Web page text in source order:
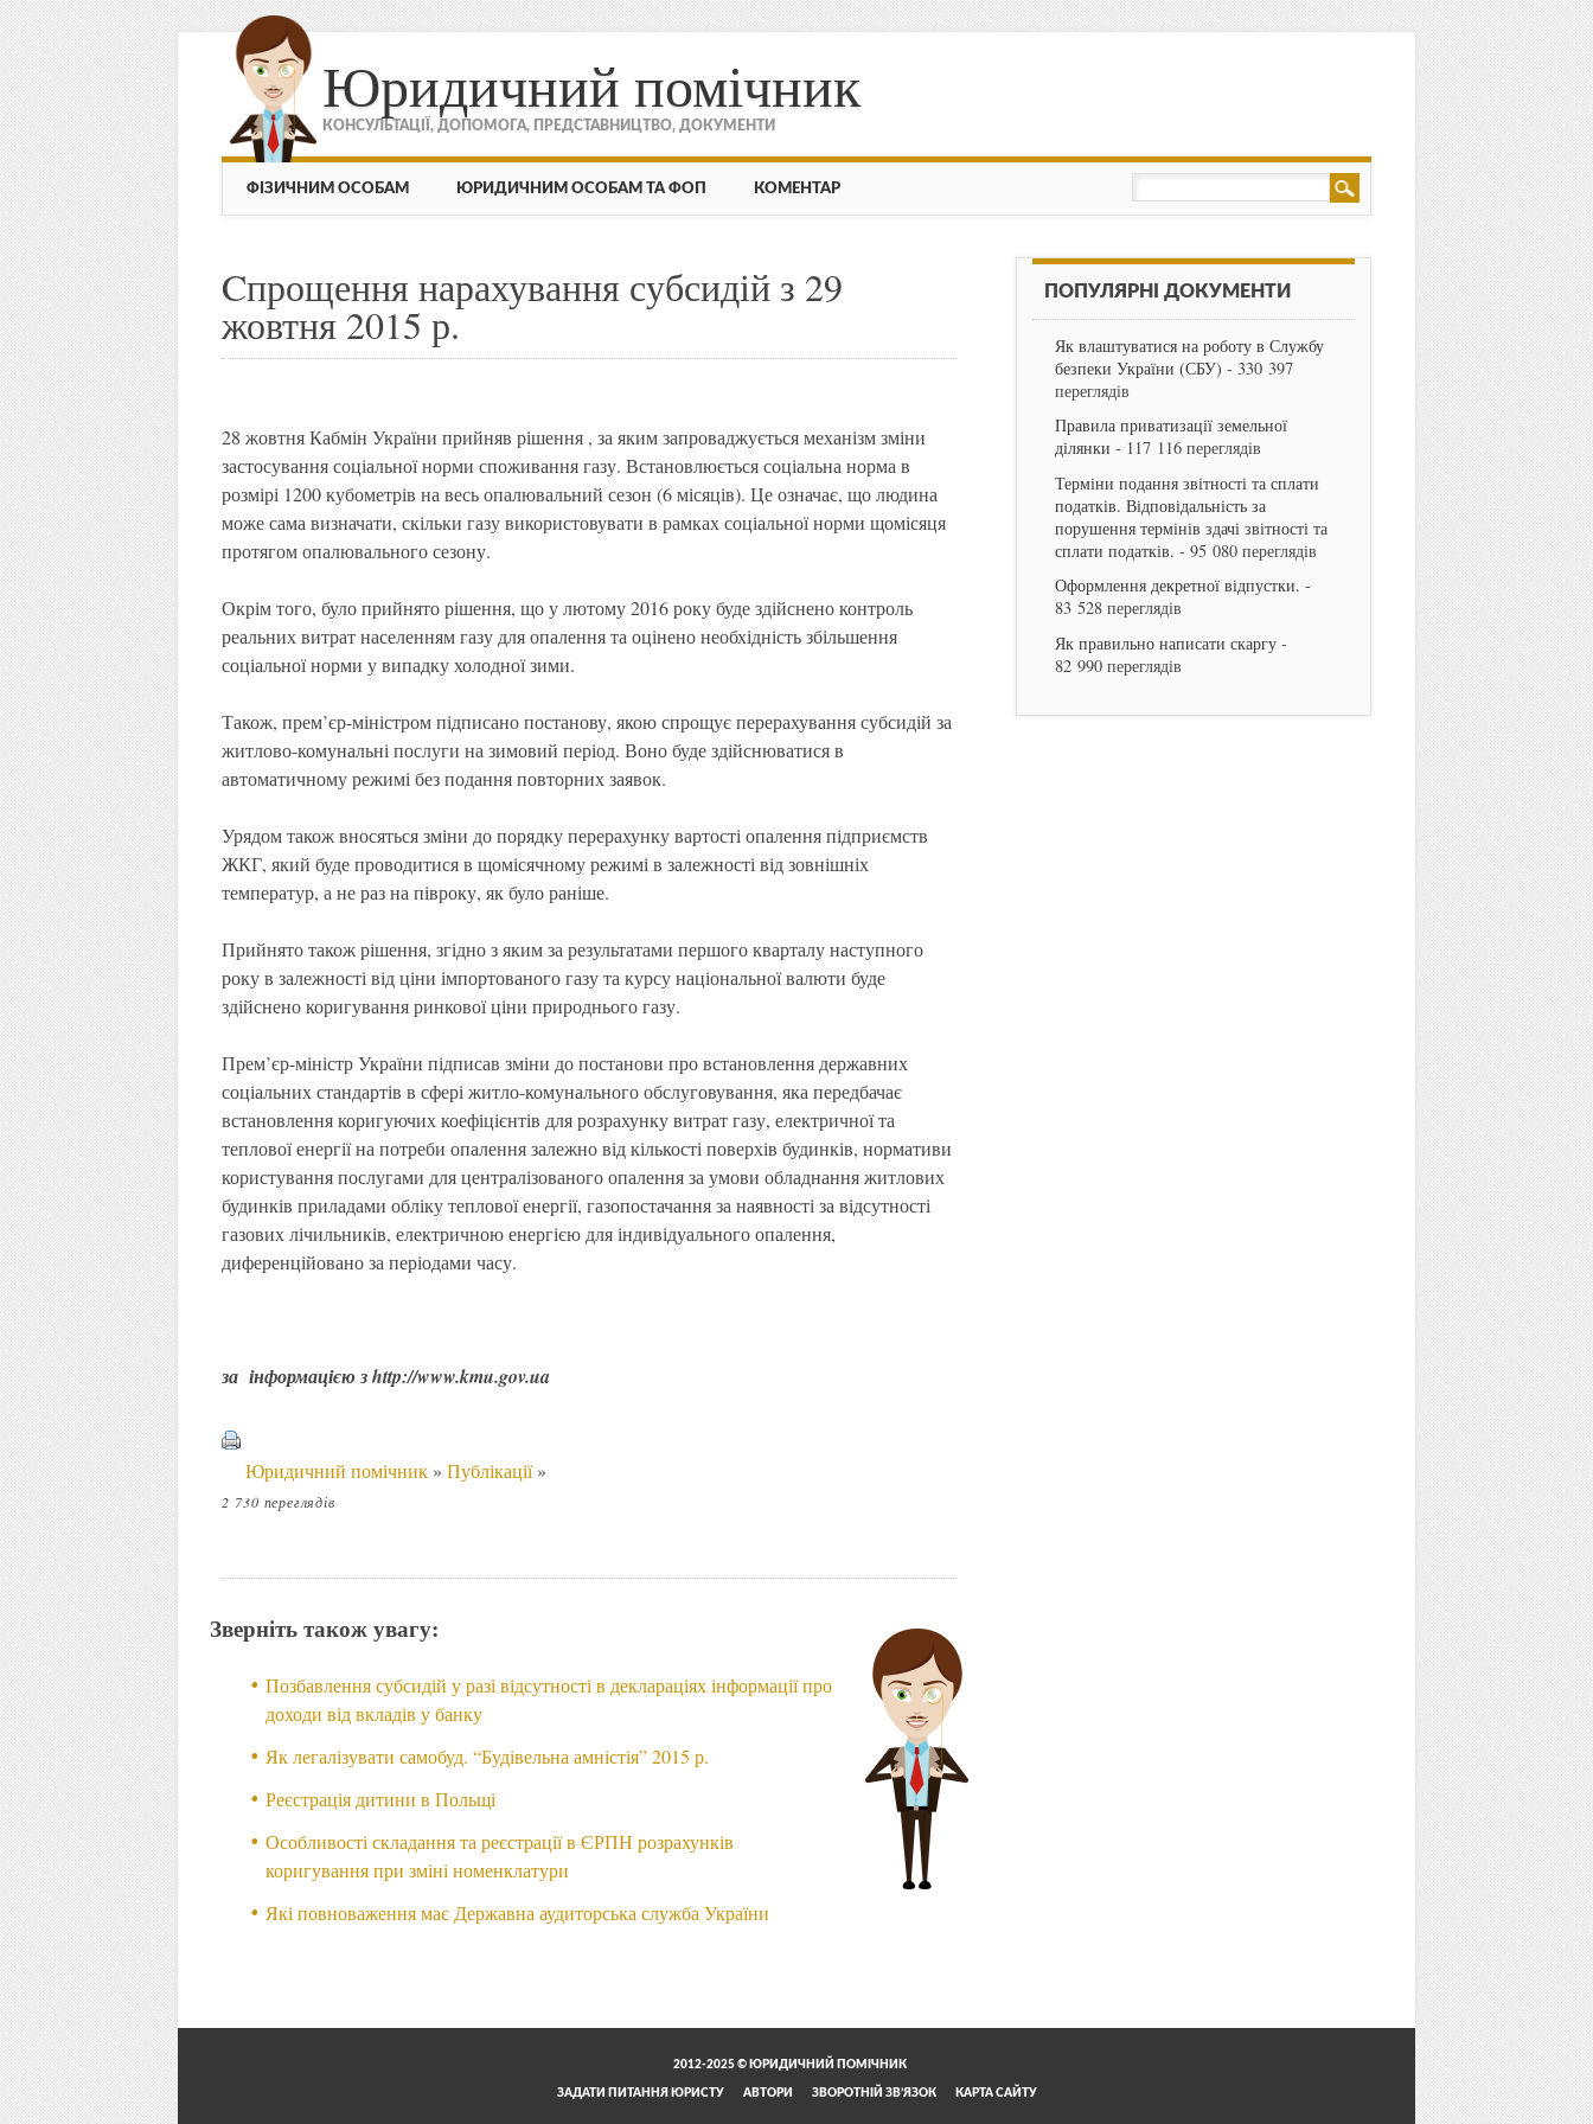
Юридичний помічник
КОНСУЛЬТАЦІЇ, ДОПОМОГА, ПРЕДСТАВНИЦТВО, ДОКУМЕНТИ
МЕНЮ
Skip to content
ФІЗИЧНИМ ОСОБАМ ЮРИДИЧНИМ ОСОБАМ ТА ФОП КОМЕНТАР
Cпрощення нарахування субсидій з 29
жовтня 2015 р.
28 жовтня Кабмін України прийняв рішення , за яким запроваджується механізм зміни
застосування соціальної норми споживання газу. Встановлюється соціальна норма в
розмірі 1200 кубометрів на весь опалювальний сезон (6 місяців). Це означає, що людина
може сама визначати, скільки газу використовувати в рамках соціальної норми щомісяця
протягом опалювального сезону.
Окрім того, було прийнято рішення, що у лютому 2016 року буде здійснено контроль
реальних витрат населенням газу для опалення та оцінено необхідність збільшення
соціальної норми у випадку холодної зими.
Також, прем’єр-міністром підписано постанову, якою спрощує перерахування субсидій за
житлово-комунальні послуги на зимовий період. Воно буде здійснюватися в
автоматичному режимі без подання повторних заявок.
Урядом також вносяться зміни до порядку перерахунку вартості опалення підприємств
ЖКГ, який буде проводитися в щомісячному режимі в залежності від зовнішніх
температур, а не раз на півроку, як було раніше.
Прийнято також рішення, згідно з яким за результатами першого кварталу наступного
року в залежності від ціни імпортованого газу та курсу національної валюти буде
здійснено коригування ринкової ціни природнього газу.
Прем’єр-міністр України підписав зміни до постанови про встановлення державних
соціальних стандартів в сфері житло-комунального обслуговування, яка передбачає
встановлення коригуючих коефіцієнтів для розрахунку витрат газу, електричної та
теплової енергії на потреби опалення залежно від кількості поверхів будинків, нормативи
користування послугами для централізованого опалення за умови обладнання житлових
будинків приладами обліку теплової енергії, газопостачання за наявності за відсутності
газових лічильників, електричною енергією для індивідуального опалення,
диференційовано за періодами часу.
за інформацією з http://www.kmu.gov.ua
Юридичний помічник» Публікації»
2 730 переглядів
Зверніть також увагу:
Позбавлення субсидій у разі відсутності в деклараціях інформації про
доходи від вкладів у банку
Як легалізувати самобуд. “Будівельна амністія” 2015 р.
Реєстрація дитини в Польщі
Особливості складання та реєстрації в ЄРПН розрахунків
коригування при зміні номенклатури
Які повноваження має Державна аудиторська служба України
ПОПУЛЯРНІ ДОКУМЕНТИ
Як влаштуватися на роботу в Службу
безпеки України (СБУ) - 330 397
переглядів
Правила приватизації земельної
ділянки - 117 116 переглядів
Терміни подання звітності та сплати
податків. Відповідальність за
порушення термінів здачі звітності та
сплати податків. - 95 080 переглядів
Оформлення декретної відпустки. -
83 528 переглядів
Як правильно написати скаргу-
82 990 переглядів
2012-2025 © ЮРИДИЧНИЙ ПОМІЧНИК
ЗАДАТИ ПИТАННЯ ЮРИСТУ АВТОРИ ЗВОРОТНІЙ ЗВ’ЯЗОК КАРТА САЙТУ